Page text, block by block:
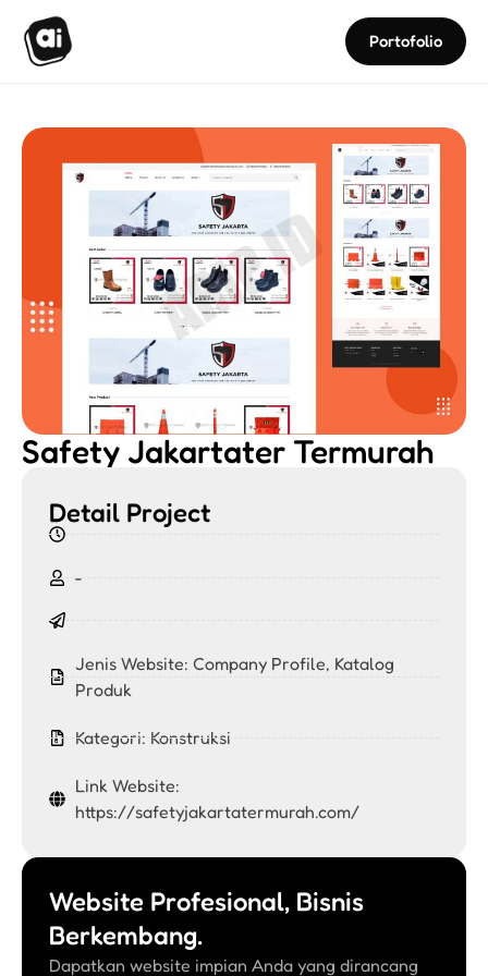
Portofolio
Safety Jakartater Termurah
Detail Project
-
Jenis Website: Company Profile, Katalog
Produk
Kategori: Konstruksi
Link Website:
https://safetyjakartatermurah.com/
Website Profesional, Bisnis
Berkembang.
Dapatkan website impian Anda yang dirancang